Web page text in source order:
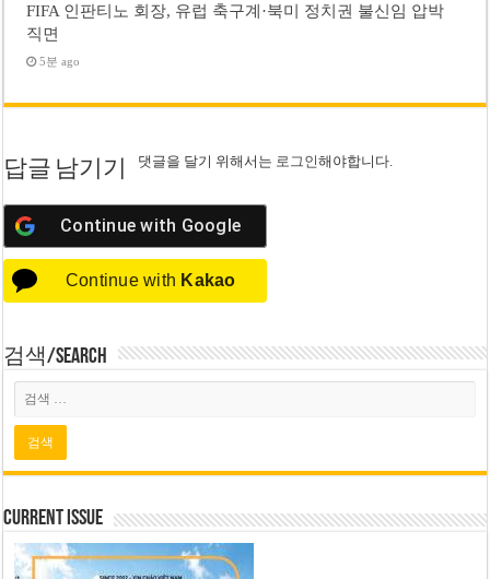
FIFA 인판티노 회장, 유럽 축구계·북미 정치권 불신임 압박
직면
5분 ago
답글 남기기 댓글을 달기 위해서는 로그인해야합니다.
Continue with Google
Continue with Kakao
검색/Search
Current Issue